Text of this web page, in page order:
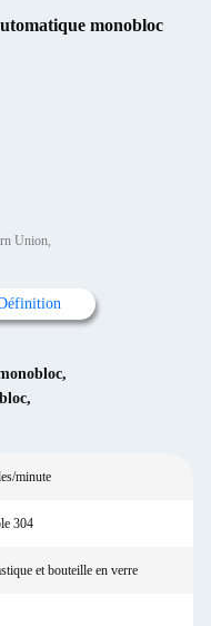
monobloc
Union,
,
,
minute
304
et bouteille en verre